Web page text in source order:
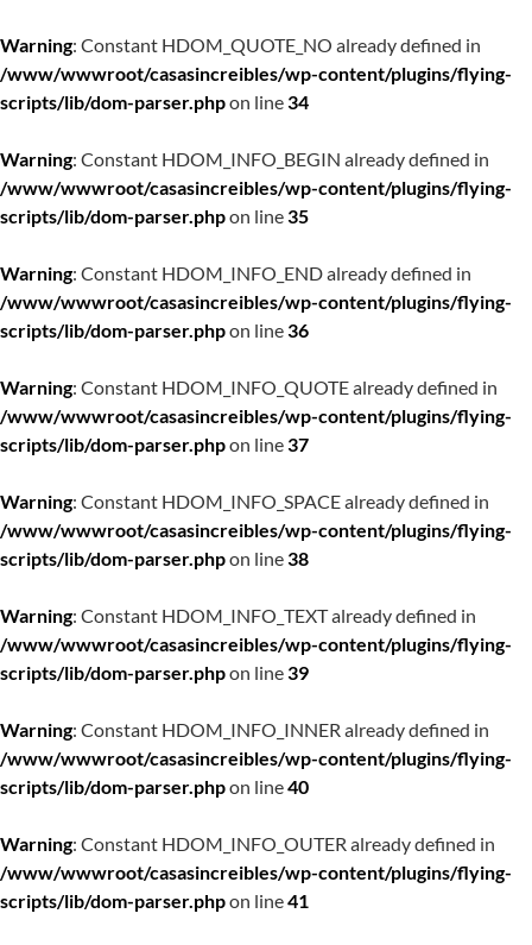
Warning: Constant HDOM_QUOTE_NO already defined in
/www/wwwroot/casasincreibles/wp-content/plugins/flying-
scripts/lib/dom-parser.phpon line34
Warning: Constant HDOM_INFO_BEGIN already defined in
/www/wwwroot/casasincreibles/wp-content/plugins/flying-
scripts/lib/dom-parser.phpon line35
Warning: Constant HDOM_INFO_END already defined in
/www/wwwroot/casasincreibles/wp-content/plugins/flying-
scripts/lib/dom-parser.phpon line36
Warning: Constant HDOM_INFO_QUOTE already defined in
/www/wwwroot/casasincreibles/wp-content/plugins/flying-
scripts/lib/dom-parser.phpon line37
Warning: Constant HDOM_INFO_SPACE already defined in
/www/wwwroot/casasincreibles/wp-content/plugins/flying-
scripts/lib/dom-parser.phpon line38
Warning: Constant HDOM_INFO_TEXT already defined in
/www/wwwroot/casasincreibles/wp-content/plugins/flying-
scripts/lib/dom-parser.phpon line39
Warning: Constant HDOM_INFO_INNER already defined in
/www/wwwroot/casasincreibles/wp-content/plugins/flying-
scripts/lib/dom-parser.phpon line40
Warning: Constant HDOM_INFO_OUTER already defined in
/www/wwwroot/casasincreibles/wp-content/plugins/flying-
scripts/lib/dom-parser.phpon line41